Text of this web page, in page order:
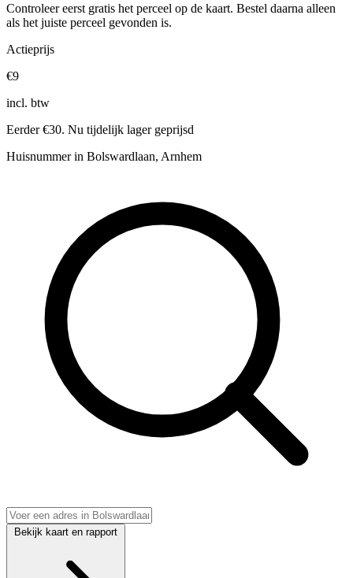
Controleer eerst gratis het perceel op de kaart. Bestel daarna alleen
als het juiste perceel gevonden is.
Actieprijs
€9
incl. btw
Eerder €30. Nu tijdelijk lager geprijsd
Huisnummer in Bolswardlaan, Arnhem
Bekijk kaart en rapport